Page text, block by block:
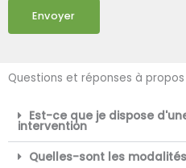
Envoyer
Questions et réponses à
Est-ce que je dispose
intervention
Quelles-sont les